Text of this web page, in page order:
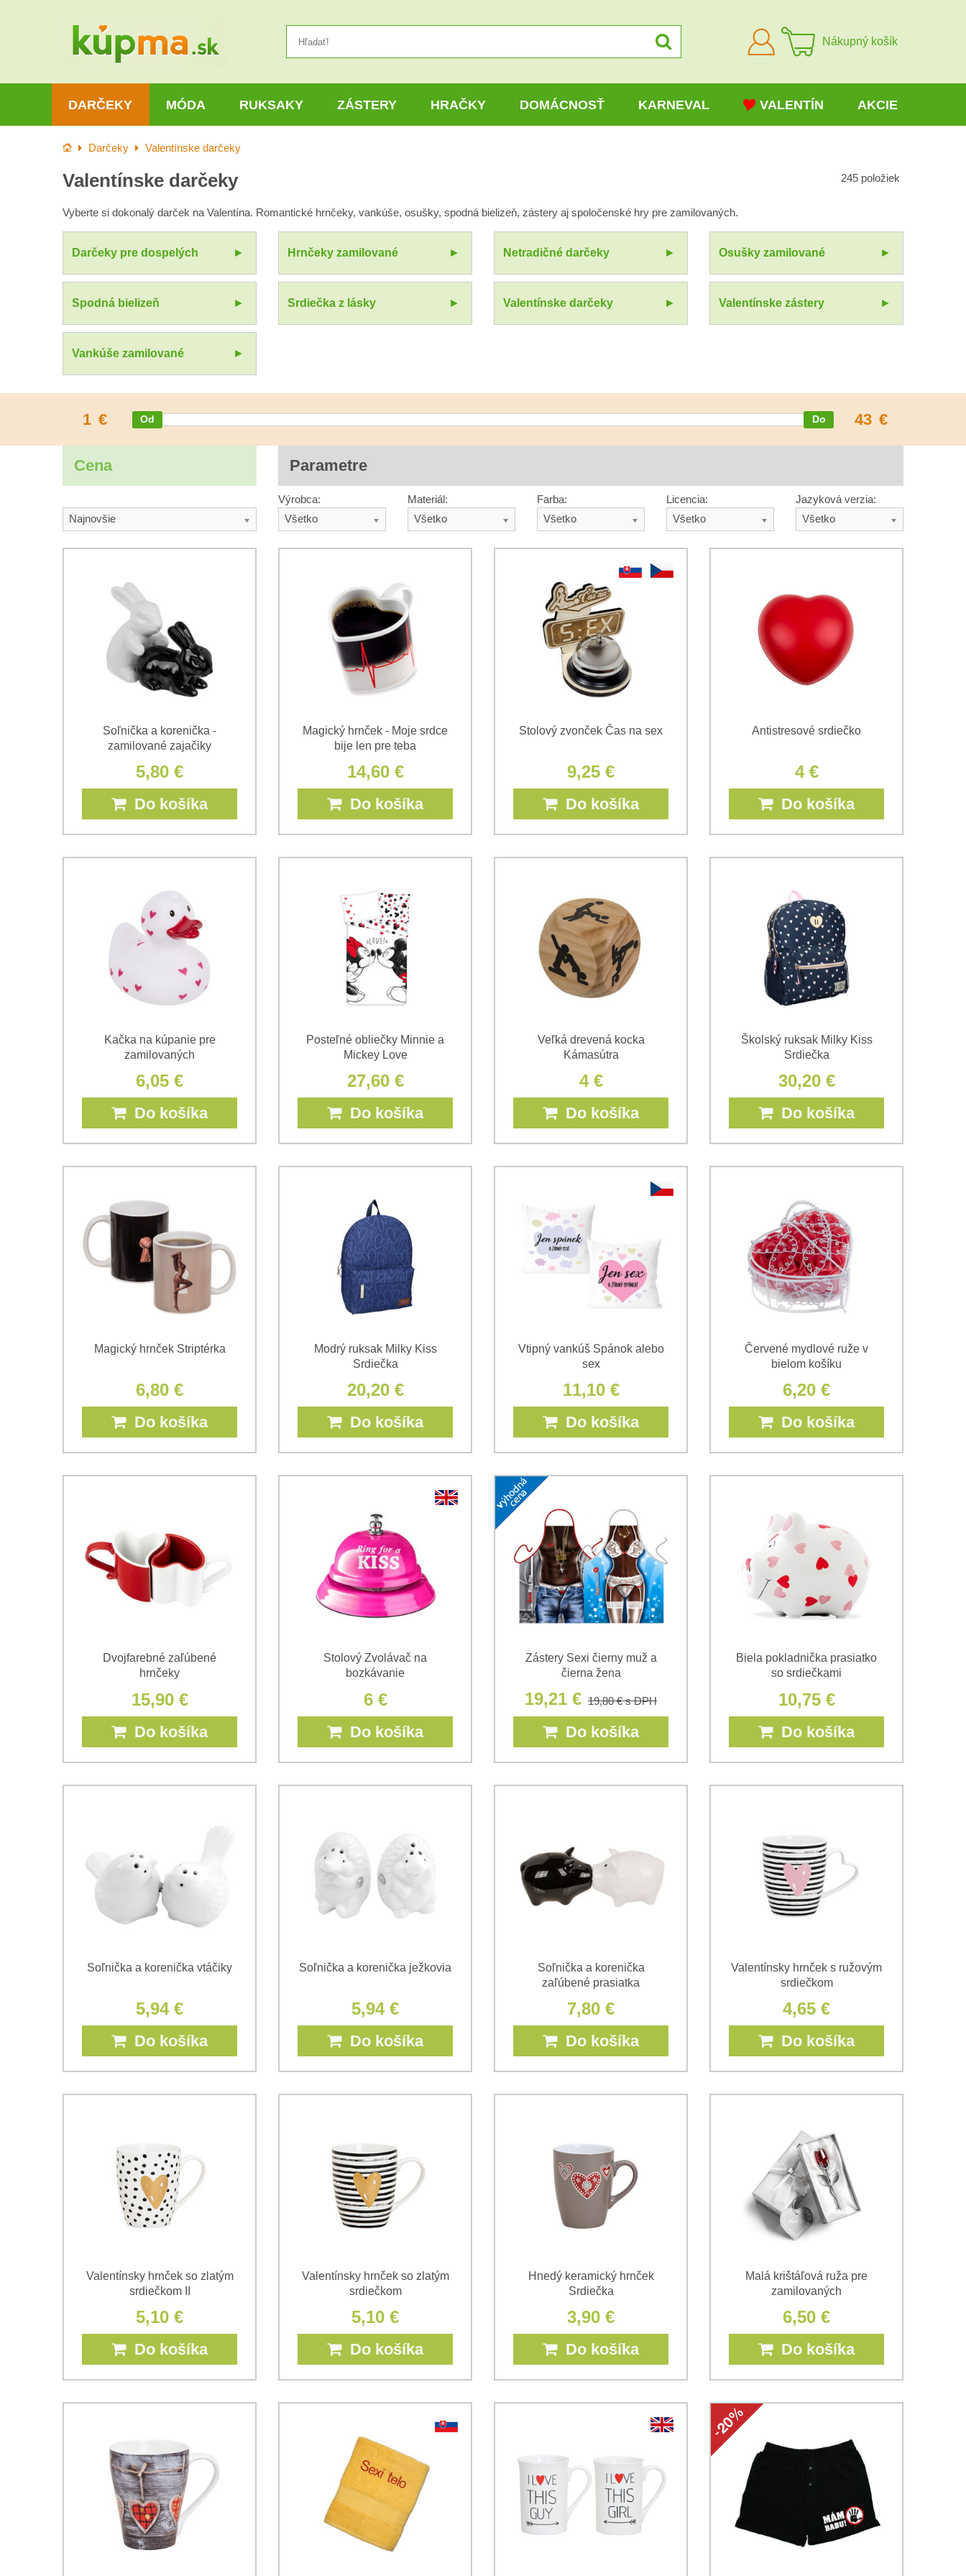
Prihlásiť
sa
Nákupný košík
DARČEKY MÓDA RUKSAKY ZÁSTERY HRAČKY DOMÁCNOSŤ KARNEVAL VALENTÍN AKCIE
Úvod Darčeky Valentínske darčeky
Valentínske darčeky 245 položiek
Vyberte si dokonalý darček na Valentína. Romantické hrnčeky, vankúše, osušky, spodná bielizeň, zástery aj spoločenské hry pre zamilovaných.
Darčeky pre dospelých Hrnčeky zamilované Netradičné darčeky Osušky zamilované
Spodná bielizeň Srdiečka z lásky Valentínske darčeky Valentínske zástery
Vankúše zamilované
1 € 43 €
Cena Parametre
Najnovšie
Výrobca:
Všetko
Materiál:
Všetko
Farba:
Všetko
Licencia:
Všetko
Jazyková verzia:
Všetko
Soľnička a korenička -
zamilované zajačiky
5,80 €
Do košíka
Magický hrnček - Moje srdce
bije len pre teba
14,60 €
Do košíka
Stolový zvonček Čas na sex
9,25 €
Do košíka
Antistresové srdiečko
4 €
Do košíka
Kačka na kúpanie pre
zamilovaných
6,05 €
Do košíka
Posteľné obliečky Minnie a
Mickey Love
27,60 €
Do košíka
Veľká drevená kocka
Kámasútra
4 €
Do košíka
Školský ruksak Milky Kiss
Srdiečka
30,20 €
Do košíka
Magický hrnček Striptérka
6,80 €
Do košíka
Modrý ruksak Milky Kiss
Srdiečka
20,20 €
Do košíka
Vtipný vankúš Spánok alebo
sex
11,10 €
Do košíka
Červené mydlové ruže v
bielom košíku
6,20 €
Do košíka
Dvojfarebné zaľúbené
hrnčeky
15,90 €
Do košíka
Stolový Zvolávač na
bozkávanie
6 €
Do košíka
Zástery Sexi čierny muž a
čierna žena
19,21 € 19,80 €s DPH
Do košíka
Biela pokladnička prasiatko
so srdiečkami
10,75 €
Do košíka
Soľnička a korenička vtáčiky
5,94 €
Do košíka
Soľnička a korenička ježkovia
5,94 €
Do košíka
Soľnička a korenička
zaľúbené prasiatka
7,80 €
Do košíka
Valentínsky hrnček s ružovým
srdiečkom
4,65 €
Do košíka
Valentínsky hrnček so zlatým
srdiečkom II
5,10 €
Do košíka
Valentínsky hrnček so zlatým
srdiečkom
5,10 €
Do košíka
Hnedý keramický hrnček
Srdiečka
3,90 €
Do košíka
Malá krištáľová ruža pre
zamilovaných
6,50 €
Do košíka